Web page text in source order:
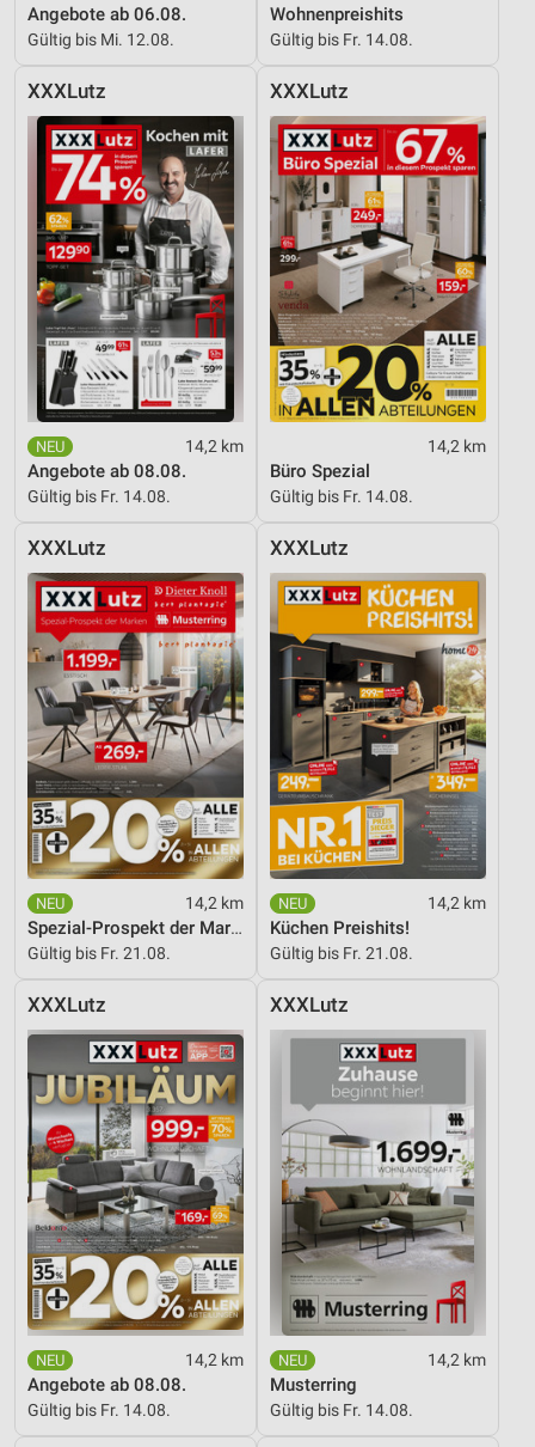
Angebote ab 06.08.
Gültig bis Mi. 12.08.
Wohnenpreishits
Gültig bis Fr. 14.08.
XXXLutz
14,2 km
Angebote ab 08.08.
Gültig bis Fr. 14.08.
XXXLutz
14,2 km
Büro Spezial
Gültig bis Fr. 14.08.
XXXLutz
14,2 km
Spezial-Prospekt der Marken
Gültig bis Fr. 21.08.
XXXLutz
14,2 km
Küchen Preishits!
Gültig bis Fr. 21.08.
XXXLutz
14,2 km
Angebote ab 08.08.
Gültig bis Fr. 14.08.
XXXLutz
14,2 km
Musterring
Gültig bis Fr. 14.08.
Werbung